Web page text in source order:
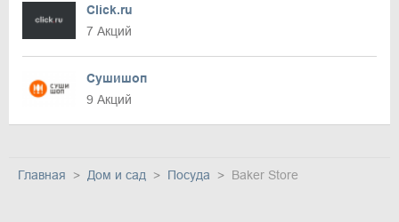
Click.ru
7 Акций
Сушишоп
9 Акций
Главная Дом и сад Посуда Baker Store